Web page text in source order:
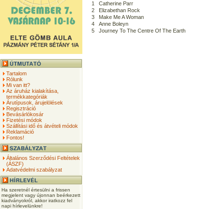
Tartalom
Rólunk
Mi van itt?
Az áruház kialakítása,
termékkategóriák
Árutípusok, árujelölések
Regisztráció
Bevásárlókosár
Fizetési módok
Szállítási idő és átvételi módok
Reklamáció
Fontos!
Általános Szerződési Feltételek
(ÁSZF)
Adatvédelmi szabályzat
Ha szeretnél értesülni a frissen
megjelent vagy újonnan beérkezett
kiadványokról, akkor iratkozz fel
napi hírlevelünkre!
1
Catherine Parr
2
Elizabethan Rock
3
Make Me A Woman
4
Anne Boleyn
5
Journey To The Centre Of The Earth